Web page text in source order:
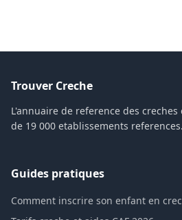
Trouver Creche
L'annuaire de reference des creches
de 19 000 etablissements references.
Guides pratiques
Comment inscrire son enfant en